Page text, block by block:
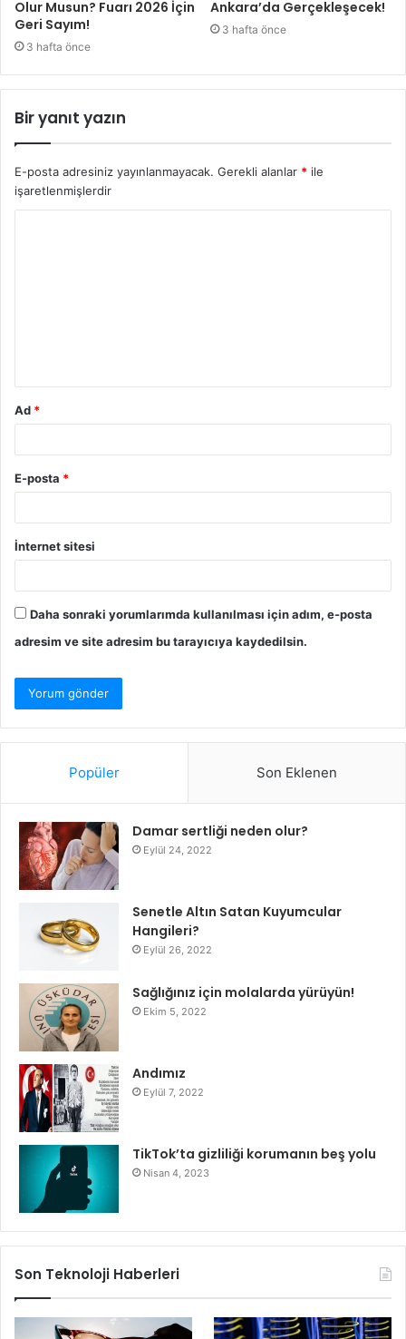
Olur Musun? Fuarı 2026 İçin
Geri Sayım!
3 hafta önce
Ankara’da Gerçekleşecek!
3 hafta önce
Bir yanıt yazın
E-posta adresiniz yayınlanmayacak. Gerekli alanlar * ile
işaretlenmişlerdir
Ad *
E-posta *
İnternet sitesi
Daha sonraki yorumlarımda kullanılması için adım, e-posta
adresim ve site adresim bu tarayıcıya kaydedilsin.
Popüler Son Eklenen
Damar sertliği neden olur?
Eylül 24, 2022
Senetle Altın Satan Kuyumcular
Hangileri?
Eylül 26, 2022
Sağlığınız için molalarda yürüyün!
Ekim 5, 2022
Andımız
Eylül 7, 2022
TikTok’ta gizliliği korumanın beş yolu
Nisan 4, 2023
Son Teknoloji Haberleri